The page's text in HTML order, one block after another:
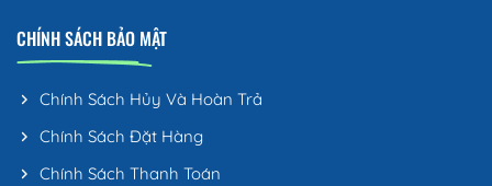
CHÍNH SÁCH BẢO MẬT
Chính Sách Hủy Và Hoàn Trả
Chính Sách Đặt Hàng
Chính Sách Thanh Toán